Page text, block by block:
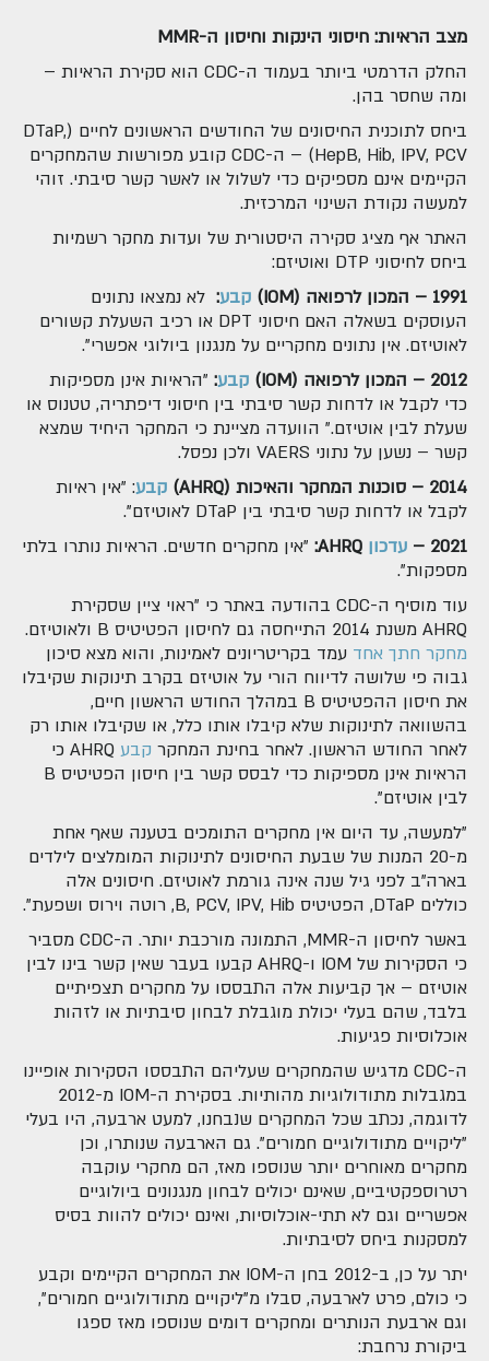
מצב הראיות: חיסוני הינקות וחיסון ה-MMR
החלק הדרמטי ביותר בעמוד ה-CDC הוא סקירת הראיות –
ומה שחסר בהן.
ביחס לתוכנית החיסונים של החודשים הראשונים לחיים (DTaP,
HepB, Hib, IPV, PCV) – ה-CDC קובע מפורשות שהמחקרים
הקיימים אינם מספיקים כדי לשלול או לאשר קשר סיבתי. זוהי
למעשה נקודת השינוי המרכזית.
האתר אף מציג סקירה היסטורית של ועדות מחקר רשמיות
ביחס לחיסוני DTP ואוטיזם:
1991 – המכון לרפואה (
IOM
) קבע: לא נמצאו נתונים
העוסקים בשאלה האם חיסוני DPT או רכיב השעלת קשורים
לאוטיזם. אין נתונים מחקריים על מנגנון ביולוגי אפשרי".
2012 – המכון לרפואה (
IOM
) קבע: "הראיות אינן מספיקות
כדי לקבל או לדחות קשר סיבתי בין חיסוני דיפתריה, טטנוס או
שעלת לבין אוטיזם." הוועדה מציינת כי המחקר היחיד שמצא
קשר – נשען על נתוני VAERS ולכן נפסל.
2014 – סוכנות המחקר והאיכות (
AHRQ
) קבע: "אין ראיות
לקבל או לדחות קשר סיבתי בין DTaP לאוטיזם".
2021 –
עדכון AHRQ
: "אין מחקרים חדשים. הראיות נותרו בלתי
מספקות".
עוד מוסיף ה-CDC בהודעה באתר כי "ראוי ציין שסקירת
AHRQ משנת 2014 התייחסה גם לחיסון הפטיטיס B ולאוטיזם.
מחקר חתך אחד עמד בקריטריונים לאמינות, והוא מצא סיכון
גבוה פי שלושה לדיווח הורי על אוטיזם בקרב תינוקות שקיבלו
את חיסון ההפטיטיס B במהלך החודש הראשון חיים,
בהשוואה לתינוקות שלא קיבלו אותו כלל, או שקיבלו אותו רק
לאחר החודש הראשון. לאחר בחינת המחקר קבע
AHRQ כי
הראיות אינן מספיקות כדי לבסס קשר בין חיסון הפטיטיס B
לבין אוטיזם".
"למעשה, עד היום אין מחקרים התומכים בטענה שאף אחת
מ-20 המנות של שבעת החיסונים לתינוקות המומלצים לילדים
בארה"ב לפני גיל שנה אינה גורמת לאוטיזם. חיסונים אלה
כוללים DTaP, הפטיטיס B, PCV, IPV, Hib, רוטה וירוס ושפעת".
באשר לחיסון ה-MMR, התמונה מורכבת יותר. ה-CDC מסביר
כי הסקירות של IOM ו-AHRQ קבעו בעבר שאין קשר בינו לבין
אוטיזם – אך קביעות אלה התבססו על מחקרים תצפיתיים
בלבד, שהם בעלי יכולת מוגבלת לבחון סיבתיות או לזהות
אוכלוסיות פגיעות.
ה-CDC מדגיש שהמחקרים שעליהם התבססו הסקירות אופיינו
במגבלות מתודולוגיות מהותיות. בסקירת ה-IOM מ-2012
לדוגמה, נכתב שכל המחקרים שנבחנו, למעט ארבעה, היו בעלי
"ליקויים מתודולוגיים חמורים". גם הארבעה שנותרו, וכן
מחקרים מאוחרים יותר שנוספו מאז, הם מחקרי עוקבה
רטרוספקטיביים, שאינם יכולים לבחון מנגנונים ביולוגיים
אפשריים וגם לא תתי-אוכלוסיות, ואינם יכולים להוות בסיס
למסקנות ביחס לסיבתיות.
יתר על כן, ב-2012 בחן ה-IOM את המחקרים הקיימים וקבע
כי כולם, פרט לארבעה, סבלו מ"ליקויים מתודולוגיים חמורים",
וגם ארבעת הנותרים ומחקרים דומים שנוספו מאז ספגו
ביקורת נרחבת: